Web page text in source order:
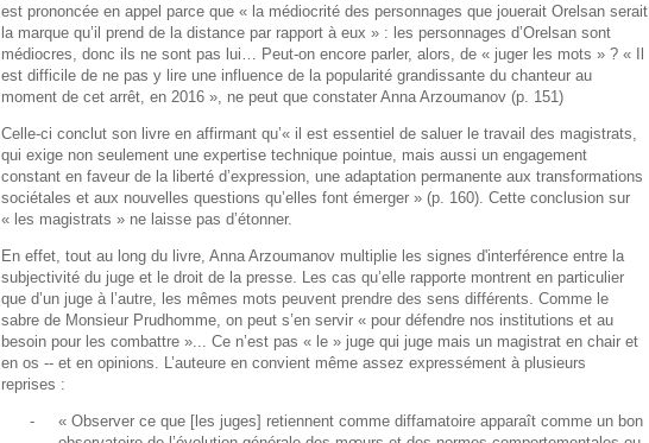
est prononcée en appel parce que « la médiocrité des personnages que jouerait Orelsan serait
la marque qu’il prend de la distance par rapport à eux » : les personnages d’Orelsan sont
médiocres, donc ils ne sont pas lui… Peut-on encore parler, alors, de « juger les mots » ? « Il
est difficile de ne pas y lire une influence de la popularité grandissante du chanteur au
moment de cet arrêt, en 2016 », ne peut que constater Anna Arzoumanov (p. 151)
Celle-ci conclut son livre en affirmant qu’« il est essentiel de saluer le travail des magistrats,
qui exige non seulement une expertise technique pointue, mais aussi un engagement
constant en faveur de la liberté d’expression, une adaptation permanente aux transformations
sociétales et aux nouvelles questions qu’elles font émerger » (p. 160). Cette conclusion sur
« les magistrats » ne laisse pas d’étonner.
En effet, tout au long du livre, Anna Arzoumanov multiplie les signes d'interférence entre la
subjectivité du juge et le droit de la presse. Les cas qu’elle rapporte montrent en particulier
que d’un juge à l’autre, les mêmes mots peuvent prendre des sens différents. Comme le
sabre de Monsieur Prudhomme, on peut s’en servir « pour défendre nos institutions et au
besoin pour les combattre »... Ce n’est pas « le » juge qui juge mais un magistrat en chair et
en os -- et en opinions. L’auteure en convient même assez expressément à plusieurs
reprises :
-
« Observer ce que [les juges] retiennent comme diffamatoire apparaît comme un bon